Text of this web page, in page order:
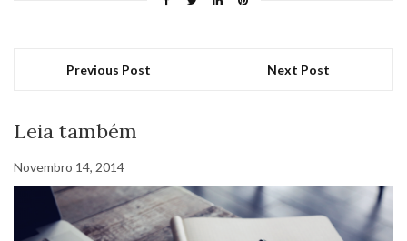
Previous Post Next Post
Leia também
Novembro 14, 2014